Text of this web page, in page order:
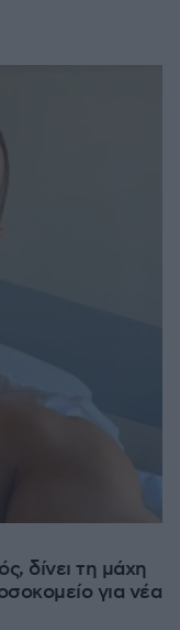
δίνει τη μάχη
για νέα